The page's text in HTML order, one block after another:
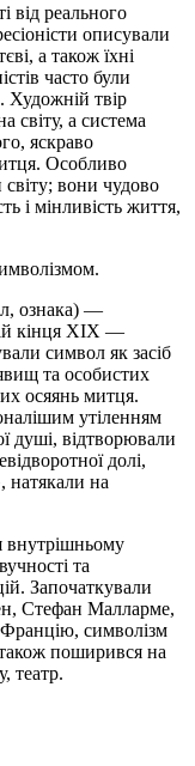
від реального
описували
а також їхні
часто були
Художній твір
світу, а система
яскраво
Особливо
світу; вони чудово
і мінливість життя,
ознака) —
кінця XIX —
символ як засіб
та особистих
осяянь митця.
утіленням
душі, відтворювали
долі,
натякали на
внутрішньому
та
Започаткували
Стефан Малларме,
символізм
поширився на
театр.